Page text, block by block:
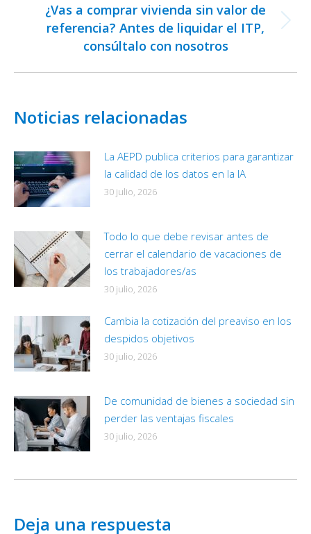
Publicación
siguiente:
¿Vas a comprar vivienda sin valor de
referencia? Antes de liquidar el ITP,
consúltalo con nosotros
Noticias relacionadas
La AEPD publica criterios para garantizar
la calidad de los datos en la IA
30 julio, 2026
Todo lo que debe revisar antes de
cerrar el calendario de vacaciones de
los trabajadores/as
30 julio, 2026
Cambia la cotización del preaviso en los
despidos objetivos
30 julio, 2026
De comunidad de bienes a sociedad sin
perder las ventajas fiscales
30 julio, 2026
Deja una respuesta